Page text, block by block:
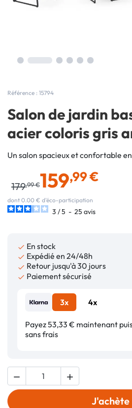
Référence : 15794
Salon de jardin
acier coloris gris
Un salon spacieux et confortable
179,99 €159,99 €
dont 0.00 € d'éco-participation
3 /5 - 25 avis
 En stock
 Expédié en 24/48h
 Retour jusqu'à 30 jours
 Paiement sécurisé
3x 4x
Payez 53,33 € maintenant
sans frais
 
J'achète